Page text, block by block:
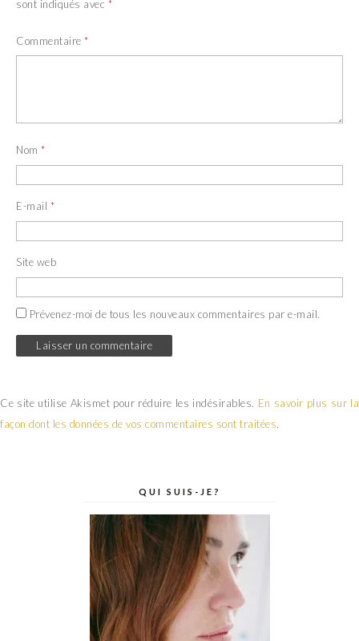
sont indiqués avec *
Commentaire *
Nom *
E-mail *
Site web
Prévenez-moi de tous les nouveaux commentaires par e-mail.
Ce site utilise Akismet pour réduire les indésirables. En savoir plus sur la
façon dont les données de vos commentaires sont traitées.
QUI SUIS-JE?